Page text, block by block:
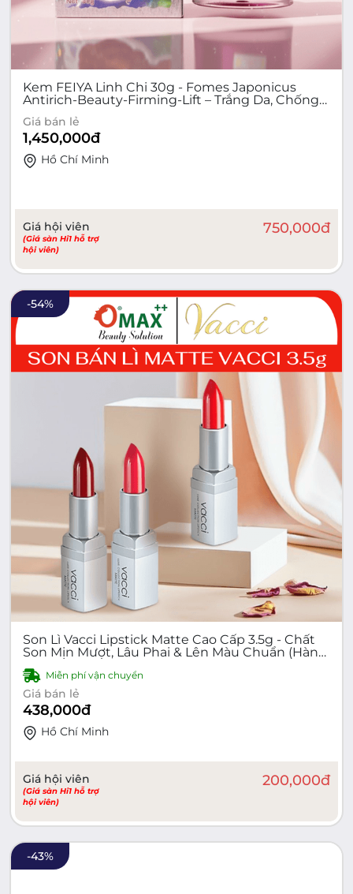
Kem FEIYA Linh Chi 30g - Fomes Japonicus
Antirich-Beauty-Firming-Lift – Trắng Da, Chống
Giá bán lẻ
1,450,000đ
Hồ Chí Minh
Giá hội viên
(Giá sàn Hi1 hỗ trợ
hội viên)
750,000đ
-54%
Son Lì Vacci Lipstick Matte Cao Cấp 3.5g - Chất
Son Mịn Mượt, Lâu Phai & Lên Màu Chuẩn (Hàn
Miễn phí vận chuyển
Giá bán lẻ
438,000đ
Hồ Chí Minh
Giá hội viên
(Giá sàn Hi1 hỗ trợ
hội viên)
200,000đ
-43%